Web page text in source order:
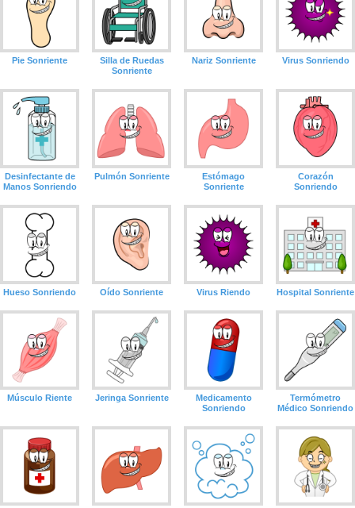
Pie Sonriente
Silla de Ruedas
Sonriente
Nariz Sonriente Virus Sonriendo
Desinfectante de
Manos Sonriendo
Pulmón Sonriente
Estómago
Sonriente
Corazón
Sonriendo
Hueso Sonriendo Oído Sonriente Virus Riendo Hospital Sonriente
Músculo Riente Jeringa Sonriente
Medicamento
Sonriendo
Termómetro
Médico Sonriendo